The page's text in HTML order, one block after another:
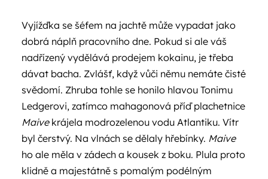
Vyjížďka se šéfem na jachtě může vypadat jako
dobrá náplň pracovního dne. Pokud si ale váš
nadřízený vydělává prodejem kokainu, je třeba
dávat bacha. Zvlášť, když vůči němu nemáte čisté
svědomí. Zhruba tohle se honilo hlavou Tonimu
Ledgerovi, zatímco mahagonová příď plachetnice
Maivekrájela modrozelenou vodu Atlantiku. Vítr
byl čerstvý. Na vlnách se dělaly hřebínky. Maive
ho ale měla v zádech a kousek z boku. Plula proto
klidně a majestátně s pomalým podélným